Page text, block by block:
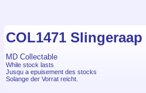
COL1471 Slingeraap
MD Collectable
While stock lasts
Jusqu a epuisement des stocks
Solange der Vorrat reicht.